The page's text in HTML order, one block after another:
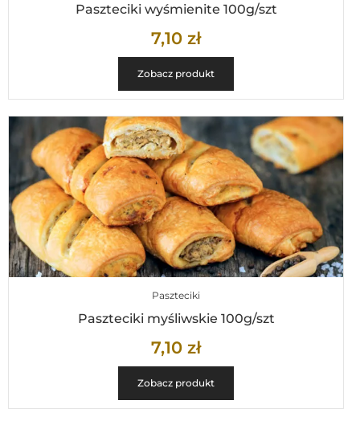
Paszteciki wyśmienite 100g/szt
7,10 zł
Zobacz produkt
Paszteciki
Paszteciki myśliwskie 100g/szt
7,10 zł
Zobacz produkt